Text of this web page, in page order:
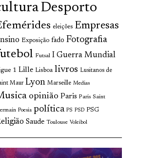
Desporto
eleições Empresas
Exposição fado Fotografia
Futsal I Guerra Mundial
1 Lille Lisboa livros Lusitanos de
Maur Lyon Marseille Medias
opinião Paris Paris Saint
Poesia política PS PSD PSG
Saude Toulouse Voleibol